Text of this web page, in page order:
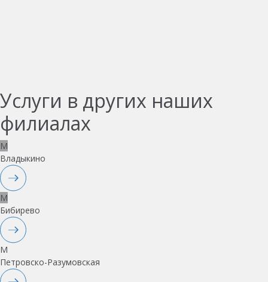
Услуги в других наших
филиалах
M
Владыкино
M
Бибирево
M
Петровско-Разумовская